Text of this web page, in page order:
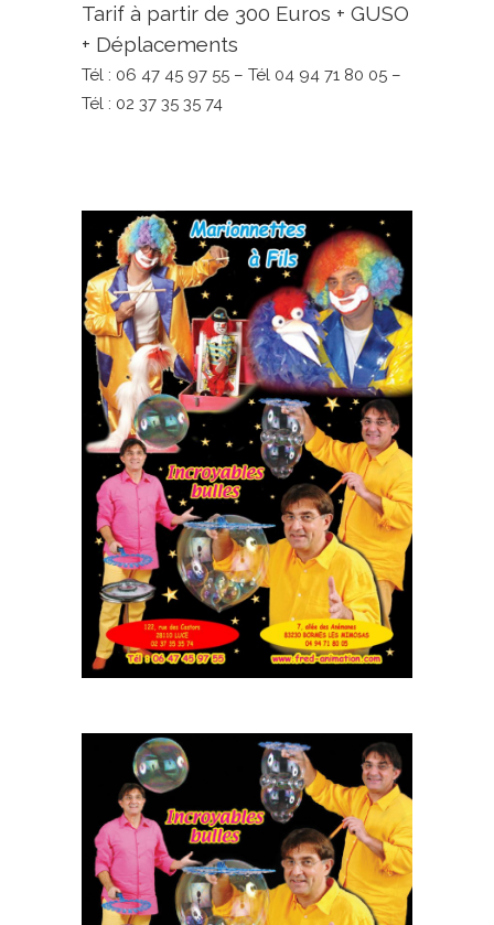
Tarif à partir de 300 Euros + GUSO
+ Déplacements
Tél : 06 47 45 97 55 – Tél 04 94 71 80 05 –
Tél : 02 37 35 35 74